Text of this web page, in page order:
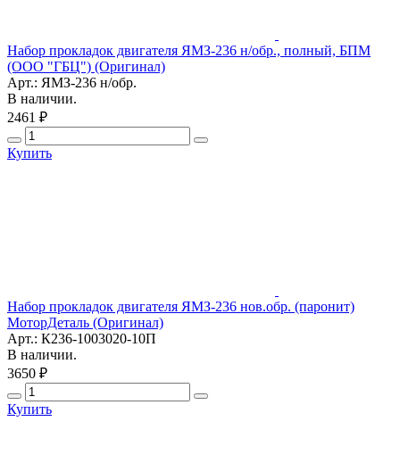
Набор прокладок двигателя ЯМЗ-236 н/обр., полный, БПМ
(ООО "ГБЦ") (Оригинал)
Арт.: ЯМЗ-236 н/обр.
В наличии.
2461 ₽
Купить
Набор прокладок двигателя ЯМЗ-236 нов.обр. (паронит)
МоторДеталь (Оригинал)
Арт.: К236-1003020-10П
В наличии.
3650 ₽
Купить